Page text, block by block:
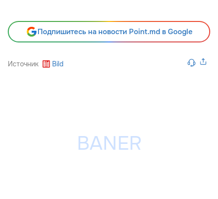
Подпишитесь на новости Point.md в Google
Источник Bild